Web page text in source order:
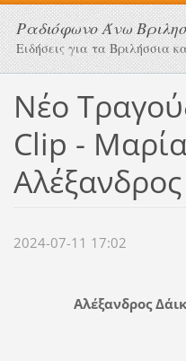
Ραδιόφωνο Άνω
Ειδήσεις για τα Βριλήσσια
Νέο
Clip -
2024-07-11 17:02
Αλέξανδρος